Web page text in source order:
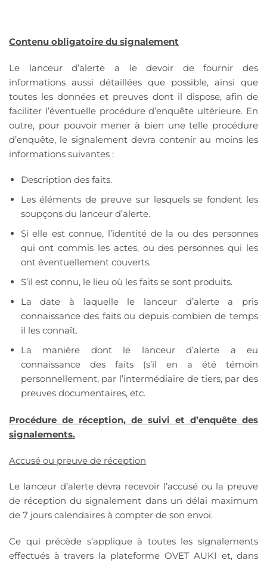
Contenu obligatoire du signalement
Le lanceur d’alerte a le devoir de fournir des
informations aussi détaillées que possible, ainsi que
toutes les données et preuves dont il dispose, afin de
faciliter l’éventuelle procédure d’enquête ultérieure. En
outre, pour pouvoir mener à bien une telle procédure
d’enquête, le signalement devra contenir au moins les
informations suivantes :
Description des faits.
Les éléments de preuve sur lesquels se fondent les
soupçons du lanceur d’alerte.
Si elle est connue, l’identité de la ou des personnes
qui ont commis les actes, ou des personnes qui les
ont éventuellement couverts.
S’il est connu, le lieu où les faits se sont produits.
La date à laquelle le lanceur d’alerte a pris
connaissance des faits ou depuis combien de temps
il les connaît.
La manière dont le lanceur d’alerte a eu
connaissance des faits (s’il en a été témoin
personnellement, par l’intermédiaire de tiers, par des
preuves documentaires, etc.
Procédure de réception, de suivi et d’enquête des
signalements.
Accusé ou preuve de réception
Le lanceur d’alerte devra recevoir l’accusé ou la preuve
de réception du signalement dans un délai maximum
de 7 jours calendaires à compter de son envoi.
Ce qui précède s’applique à toutes les signalements
effectués à travers la plateforme OVET AUKI et, dans